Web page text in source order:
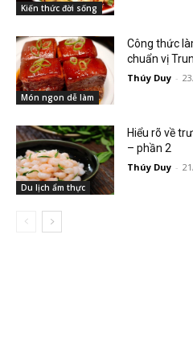
Kiến thức đời sống
Món ngon dễ làm
Công thức
chuẩn vị
Thúy Duy -
Du lịch ẩm thực
Hiểu rõ về
– phần 2
Thúy Duy -